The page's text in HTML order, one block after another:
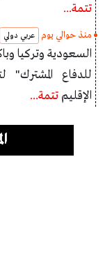
تتمة...
منذ حوالي يوم عربي دولي
السعودية وتركيا
للدفاع المشترك"
الإقليم تتمة...